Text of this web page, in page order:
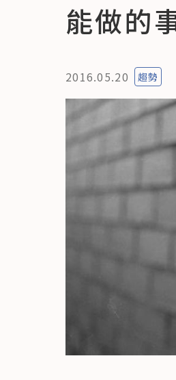
能做的事
2016.05.20 趨勢